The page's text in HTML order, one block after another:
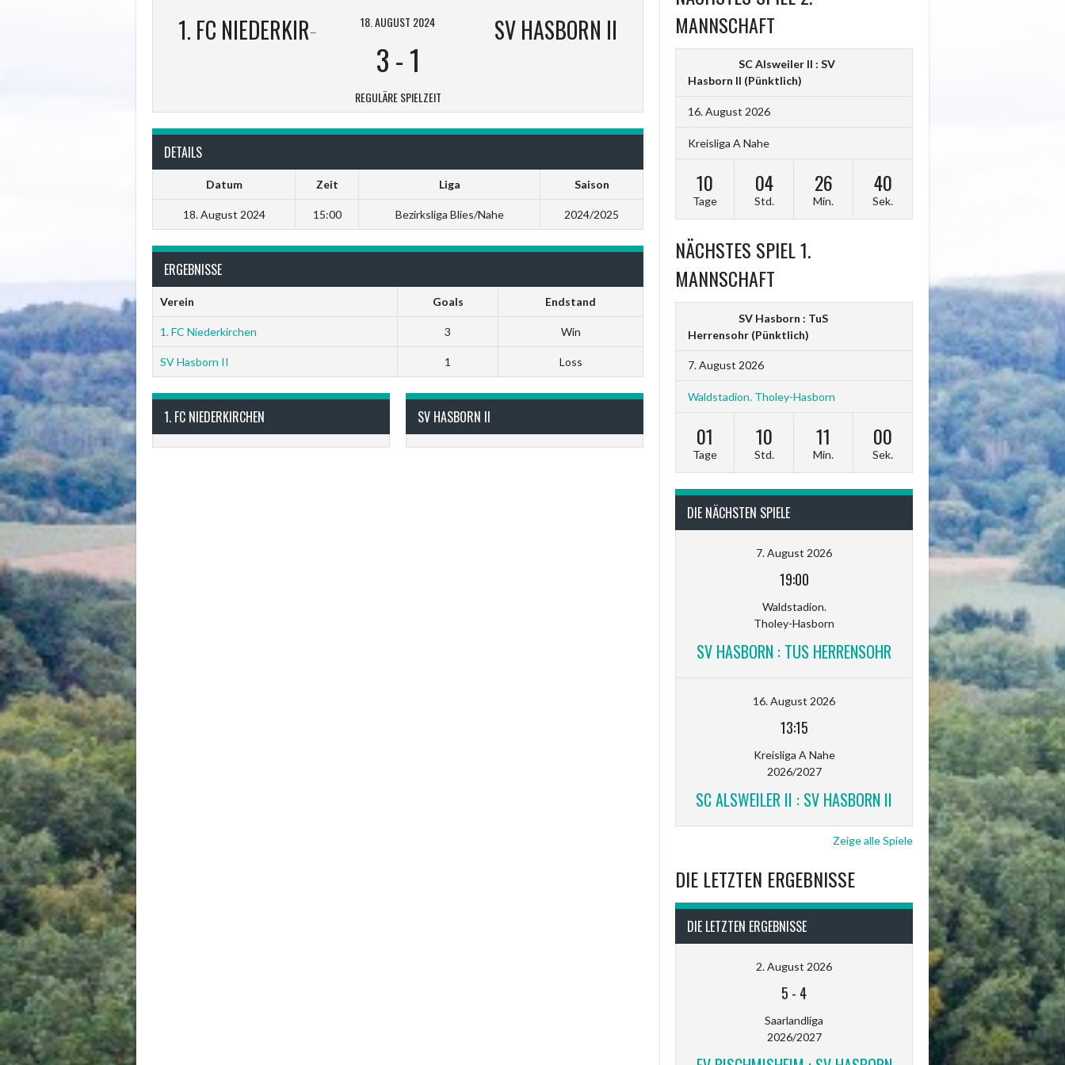
1. FC NIEDERKIRCHEN SV HASBORN II
18. AUGUST 2024
3-1
REGULÄRE SPIELZEIT
DETAILS
Datum Zeit Liga Saison
18. August 2024 15:00 Bezirksliga Blies/Nahe 2024/2025
ERGEBNISSE
Verein Goals Endstand
1. FC Niederkirchen 3 Win
SV Hasborn II 1 Loss
1. FC NIEDERKIRCHEN SV HASBORN II
MANNSCHAFT
SC Alsweiler II : SV
Hasborn II (Pünktlich)
16. August 2026
Kreisliga A Nahe
10
Tage
04
Std.
26
Min.
38
Sek.
NÄCHSTES SPIEL 1.
MANNSCHAFT
SV Hasborn : TuS
Herrensohr (Pünktlich)
7. August 2026
Waldstadion. Tholey-Hasborn
01
Tage
10
Std.
10
Min.
58
Sek.
DIE NÄCHSTEN SPIELE
7. August 2026
19:00
Waldstadion.
Tholey-Hasborn
SV HASBORN : TUS HERRENSOHR
16. August 2026
13:15
Kreisliga A Nahe
2026/2027
SC ALSWEILER II : SV HASBORN II
Zeige alle Spiele
DIE LETZTEN ERGEBNISSE
DIE LETZTEN ERGEBNISSE
2. August 2026
5 - 4
Saarlandliga
2026/2027